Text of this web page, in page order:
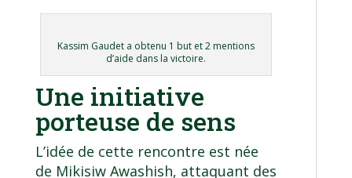
Kassim Gaudet a obtenu 1 but et 2 mentions
d’aide dans la victoire.
Une initiative
porteuse de sens
L’idée de cette rencontre est née
de Mikisiw Awashish, attaquant des